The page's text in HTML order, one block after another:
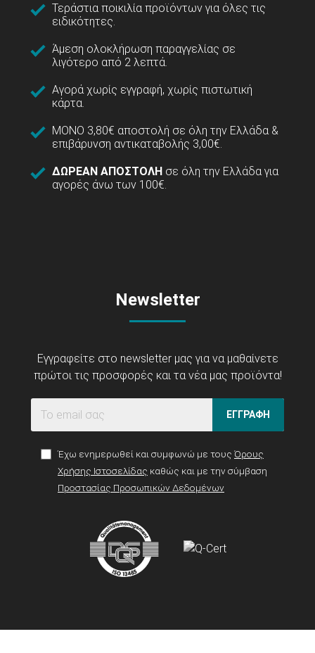
Τεράστια ποικιλία προϊόντων για όλες τις
ειδικότητες.
Άμεση ολοκλήρωση παραγγελίας σε
λιγότερο από 2 λεπτά.
Αγορά χωρίς εγγραφή, χωρίς πιστωτική
κάρτα.
ΜΟΝΟ 3,80€ αποστολή σε όλη την Ελλάδα &
επιβάρυνση αντικαταβολής 3,00€.
ΔΩΡΕΑΝ ΑΠΟΣΤΟΛΗ σε όλη την Ελλάδα για
αγορές άνω των 100€.
Newsletter
Εγγραφείτε στο newsletter μας για να μαθαίνετε
πρώτοι τις προσφορές και τα νέα μας προϊόντα!
ΕΓΓΡΑΦΗ
Έχω ενημερωθεί και συμφωνώ με τους Όρους
Χρήσης Ιστοσελίδας καθώς και με την σύμβαση
Προστασίας Προσωπικών Δεδομένων